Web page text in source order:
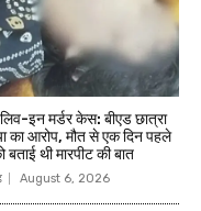
इन मर्डर केस: बीएड छात्रा
का आरोप, मौत से एक दिन पहले
बताई थी मारपीट की बात
August 6, 2026